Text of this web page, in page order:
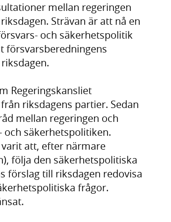
mellan regeringen
Strävan är att nå en
och säkerhetspolitik
försvarsberedningens
Regeringskansliet
riksdagens partier. Sedan
mellan regeringen och
säkerhetspolitiken.
att, efter närmare
följa den säkerhetspolitiska
förslag till riksdagen redovisa
frågor.